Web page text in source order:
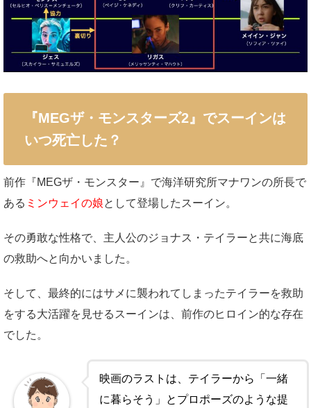
『MEGザ・モンスターズ2』でスーインは
いつ死亡した？
前作『MEGザ・モンスター』で海洋研究所マナワンの所長で
ある ミンウェイの娘として登場したスーイン。
その勇敢な性格で、主人公のジョナス・テイラーと共に海底
の救助へと向かいました。
そして、最終的にはサメに襲われてしまったテイラーを救助
をする大活躍を見せるスーインは、前作のヒロイン的な存在
でした。
映画のラストは、テイラーから「一緒
に暮らそう」とプロポーズのような提